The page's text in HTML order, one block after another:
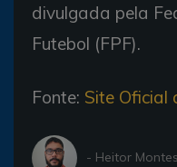
divulgada pela
Futebol (FPF).
Fonte: Site Oficial
- Heitor Montes